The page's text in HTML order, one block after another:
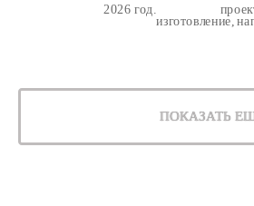
2026 год.
изготовление,
ПОКАЗАТЬ